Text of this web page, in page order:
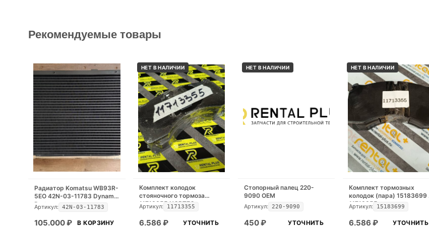
Рекомендуемые товары
Радиатор Komatsu WB93R-
5EO 42N-03-11783 Dynamic
Part
Артикул: 42N-03-11783
105.000₽ В КОРЗИНУ
НЕТ В НАЛИЧИИ
Комплект колодок
стояночного тормоза
11713355 NORTEQ
Артикул: 11713355
6.586 ₽ УТОЧНИТЬ
НЕТ В НАЛИЧИИ
Стопорный палец 220-
9090 OEM
Артикул: 220-9090
450₽ УТОЧНИТЬ
НЕТ В НАЛИЧИИ
Комплект тормозных
колодок (пара) 15183699 /
11713355
Артикул: 15183699
6.586 ₽ УТОЧНИТЬ